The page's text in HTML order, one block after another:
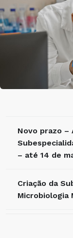
Novo prazo –
– até 14 de
Criação da
Microbiologia